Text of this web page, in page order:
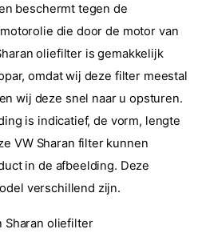
beschermt tegen de
die door de motor van
oliefilter is gemakkelijk
omdat wij deze filter meestal
wij deze snel naar u opsturen.
is indicatief, de vorm, lengte
VW Sharan filter kunnen
in de afbeelding. Deze
verschillend zijn.
Sharan oliefilter